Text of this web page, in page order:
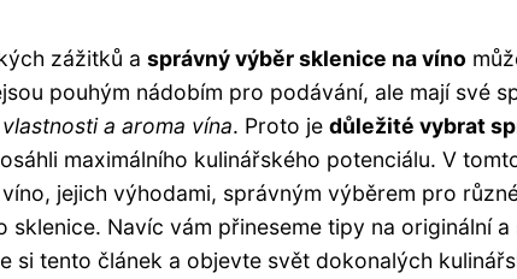
zážitků a správný výběr sklenice na víno
pouhým nádobím pro podávání, ale mají své
a aroma vína. Proto je důležité vybrat
maximálního kulinářského potenciálu. V
jejich výhodami, správným výběrem pro
Navíc vám přineseme tipy na originální
si tento článek a objevte svět dokonalých